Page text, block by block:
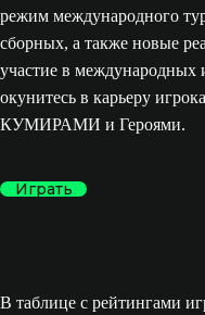
режим международного
сборных, а также новые
участие в международных
окунитесь в карьеру
КУМИРАМИ и Героями.
Играть
В таблице с рейтингами